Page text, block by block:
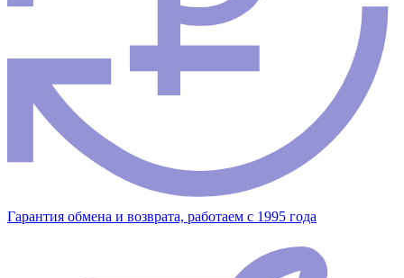
Гарантия обмена и возврата, работаем с 1995 года